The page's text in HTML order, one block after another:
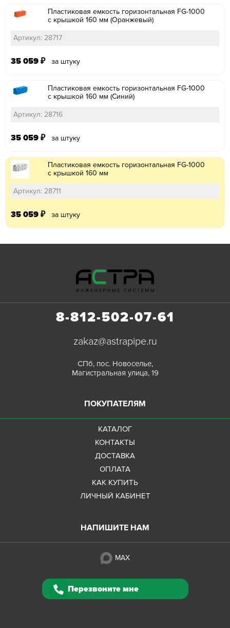
Пластиковая емкость горизонтальная FG-1000
с крышкой 160 мм (Оранжевый)
Артикул: 28717
35 059 ₽ за штуку
Пластиковая емкость горизонтальная FG-1000
с крышкой 160 мм (Синий)
Артикул: 28716
35 059 ₽ за штуку
Пластиковая емкость горизонтальная FG-1000
с крышкой 160 мм
Артикул: 28711
35 059 ₽ за штуку
8-812-502-07-61
zakaz@astrapipe.ru
СПб, пос. Новоселье,
Магистральная улица, 19
ПОКУПАТЕЛЯМ
КАТАЛОГ
КОНТАКТЫ
ДОСТАВКА
ОПЛАТА
КАК КУПИТЬ
ЛИЧНЫЙ КАБИНЕТ
НАПИШИТЕ НАМ
MAX
Перезвоните мне